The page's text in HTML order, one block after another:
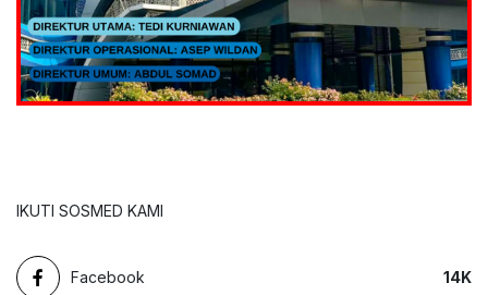
IKUTI SOSMED KAMI
Facebook 14K